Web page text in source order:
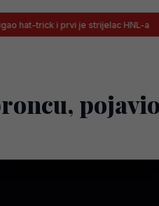
strijelac HNL-a Legendarni